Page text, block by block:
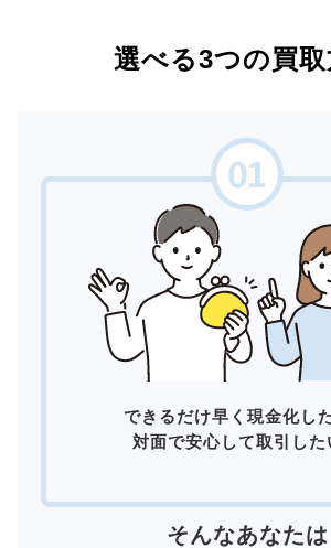
選べる3つの買
できるだけ早く現金化した
対面で安心して取引した
そんなあなたは